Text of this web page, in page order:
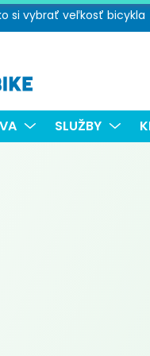
si vybrať veľkosť bicykla
SLUŽBY